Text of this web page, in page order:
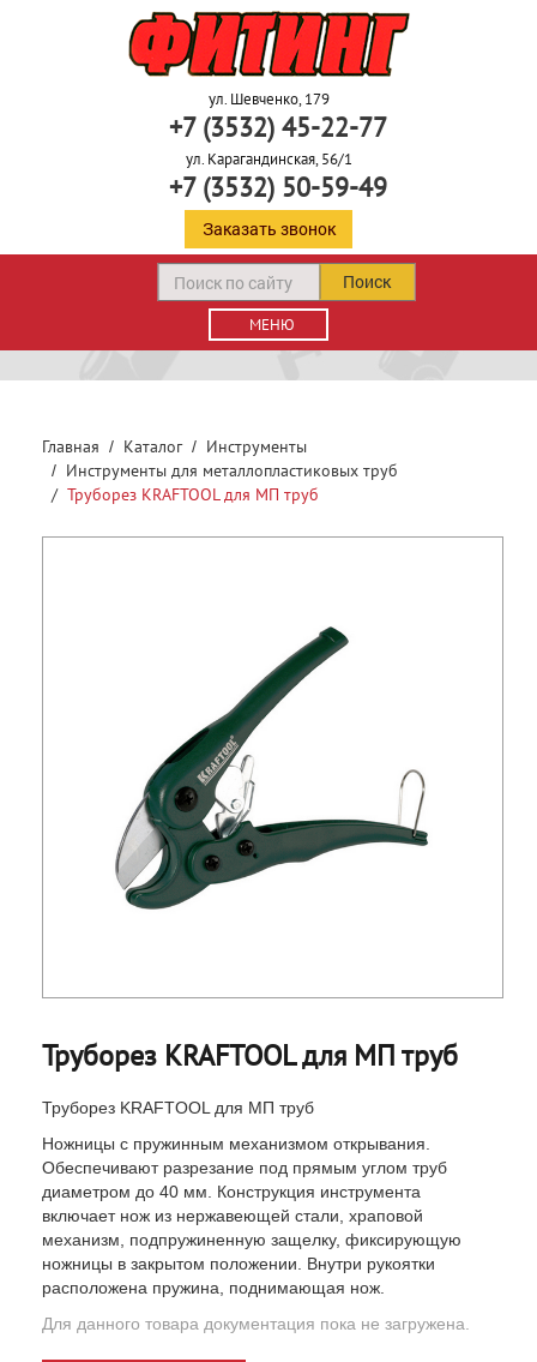
ул. Шевченко, 179
+7 (3532) 45-22-77
ул. Карагандинская, 56/1
+7 (3532) 50-59-49
Заказать звонок
МЕНЮ
Поиск
Главная Каталог
Инструменты
Инструменты для металлопластиковых труб
Труборез KRAFTOOL для МП труб
Труборез KRAFTOOL для МП труб
Труборез KRAFTOOL для МП труб
Ножницы с пружинным механизмом открывания.
Обеспечивают разрезание под прямым углом труб
диаметром до 40 мм. Конструкция инструмента
включает нож из нержавеющей стали, храповой
механизм, подпружиненную защелку, фиксирующую
ножницы в закрытом положении. Внутри рукоятки
расположена пружина, поднимающая нож.
Для данного товара документация пока не загружена.